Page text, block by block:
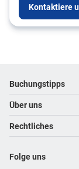
Kontaktiere
Footer navigation
Buchungstipps
Warum im
Hoteltipps
Reisewelten
Über uns
Kontakt
Karriere
Rechtliches
Folge uns